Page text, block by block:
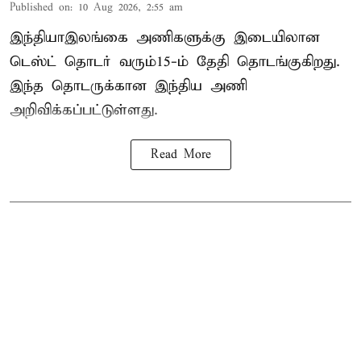
Published on: 10 Aug 2026, 2:55 am
இந்தியா–இலங்கை அணிகளுக்கு இடையிலான
டெஸ்ட் தொடர் வரும்15-ம் தேதி தொடங்குகிறது.
இந்த தொடருக்கான இந்திய அணி
அறிவிக்கப்பட்டுள்ளது.
Read More